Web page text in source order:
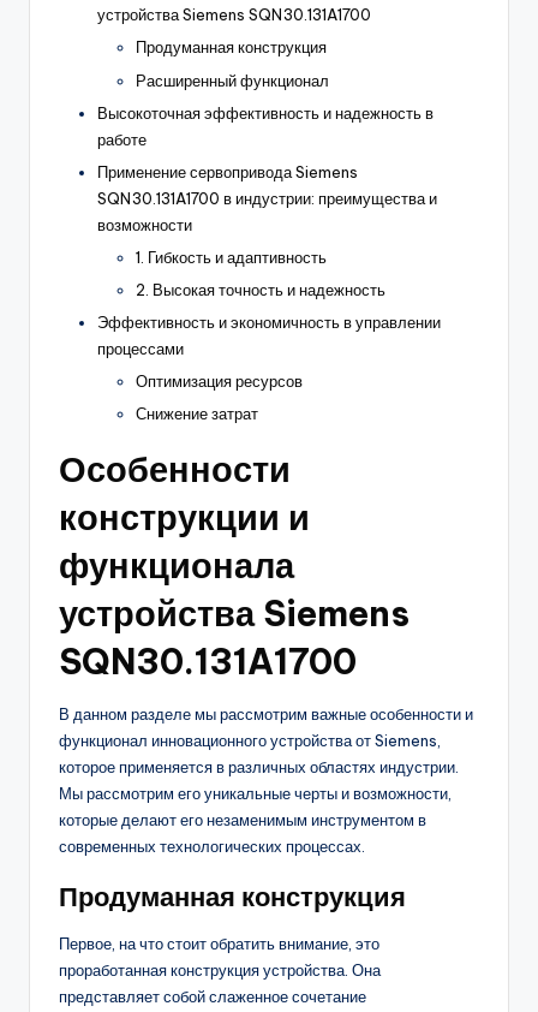
устройства Siemens SQN30.131A1700
Продуманная конструкция
Расширенный функционал
Высокоточная эффективность и надежность в
работе
Применение сервопривода Siemens
SQN30.131A1700 в индустрии: преимущества и
возможности
1. Гибкость и адаптивность
2. Высокая точность и надежность
Эффективность и экономичность в управлении
процессами
Оптимизация ресурсов
Снижение затрат
Особенности
конструкции и
функционала
устройства Siemens
SQN30.131A1700
В данном разделе мы рассмотрим важные особенности и
функционал инновационного устройства от Siemens,
которое применяется в различных областях индустрии.
Мы рассмотрим его уникальные черты и возможности,
которые делают его незаменимым инструментом в
современных технологических процессах.
Продуманная конструкция
Первое, на что стоит обратить внимание, это
проработанная конструкция устройства. Она
представляет собой слаженное сочетание